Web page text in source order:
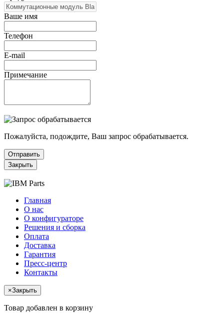
Ваше имя
Телефон
E-mail
Примечание
Пожалуйста, подождите, Ваш запрос обрабатывается.
Отправить
Закрыть
Главная
О нас
О конфигураторе
Решения и сборка
Оплата
Доставка
Гарантия
Пресс-центр
Контакты
×Закрыть
Товар добавлен в корзину